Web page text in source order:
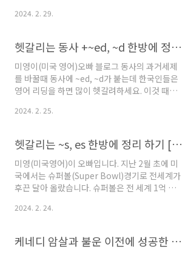
보려고 합니다.1. 샤프(Sharp)를 포함한 다양한
Mechanical는 '기계의, ..
자동차 없이는 이동할 수 가 없기 때문에 나이와
How old is too old do you think someone
can drive until?" ( 어떤 나이가 운전하기에 너
무 나이가 많다고 생각하나요? )물었는데 한국인
마인드로 제 대답은 70이라고 했죠.그 친구의 대
답은 " What..? My mom is 90, but she still
을 해.)띠리리~ 오늘은 '미국에서 사용하는 자동
2024. 2. 29.
헷갈리는 동사 +~ed, ~d 한방에 정리하기
미영이(미국 영어)오빠 블로그 동사의 과거세제
를 바꿀때 동사에 ~ed, ~d가 붙는데 한국인들은
영어 리딩을 하면 많이 헷갈려하세요. 이것 때문
있는 큰~원흉이죠.어제에 이어 오늘은 헷갈리는
법 '알아볼려고 합니다.법칙은 3가지입니다. 오늘
은 주제를 잘 숙지하신다면 미국인들이 입에 달
고 사는 easy! ~~~라고 말할 수 있을 것입니다.1.
[id]로 발음될때:d,t로 끝나는 동사+ed가 붙을때
ex) want/start/need/end/ 2. [d] 로 발음될때:
(sonorant sounds)은 성대에서 진동하는 소리
2024. 2. 25.
헷갈리는 ~s, es 한방에 정리 하기 [아놀드 슈워제네거,영상有]
미영(미국영어)이 오빠입니다. 지난 2월 초에 미
국에서는 슈퍼볼(Super Bowl)경기로 전세계가
후끈 달아 올랐습니다. 슈퍼볼은 전 세계 1억 명
퍼볼 광고는 높은 관심으로 전 세계적으로 유명
93억)으로 참가합니다. 전세계 기업들이 자신의
광고가 소비자에게 잘 기억되기를 바라며 천문학
2024. 2. 24.
케네디 암살과 불운 이전에 성공한 이민자 가문이야기